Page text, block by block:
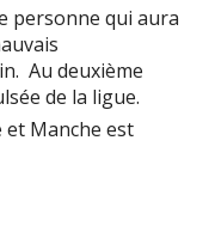
personne qui aura
Au deuxième
de la ligue.
et Manche est